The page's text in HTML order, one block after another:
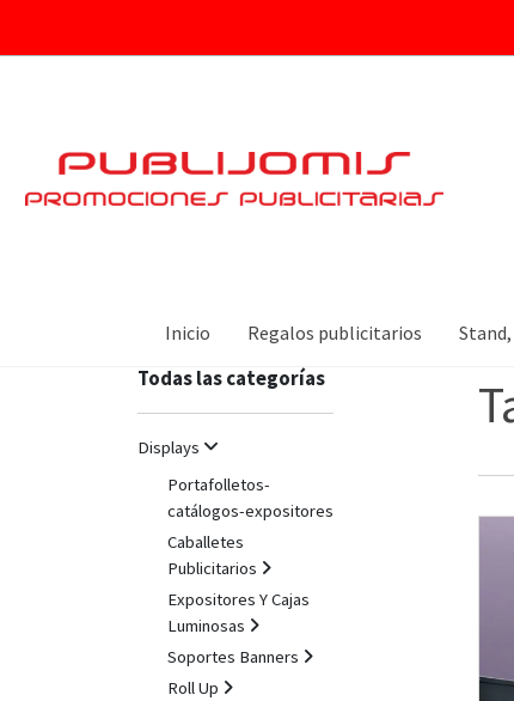
Inicio Regalos publicitarios
Todas las categorías
Displays
Portafolletos-
catálogos-expositores
Caballetes
Publicitarios
Expositores Y Cajas
Luminosas
Soportes Banners
Roll Up